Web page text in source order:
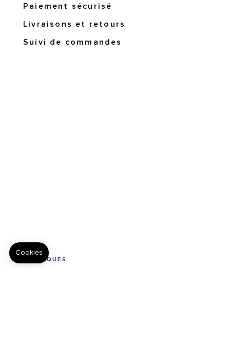
Paiement sécurisé
Livraisons et retours
Suivi de commandes
BOUTIQUES